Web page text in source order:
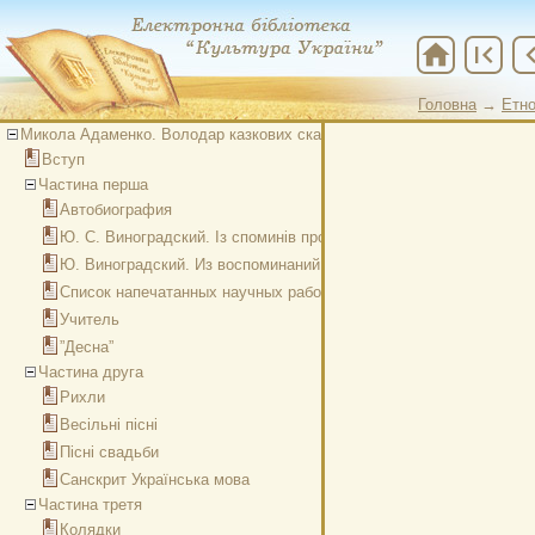
Головна →
home first_page chevron_left
Микола Адаменко. Володар казкових скарбів (слідами Ю. С.
Вступ
Частина перша
Автобиография
Ю. С. Виноградский. Із споминів про дитячі літа
Ю. Виноградский. Из воспоминаний о юности
Список напечатанных научных работ Ю. С. Виноградского
Учитель
”Десна”
Частина друга
Рихли
Весільні пісні
Пісні свадьби
Санскрит Українська мова
Частина третя
Колядки